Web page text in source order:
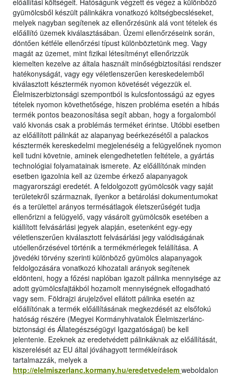
előállítási költségeit. Hatóságunk végzett és végez a különböző
gyümölcsből készült pálinkákra vonatkozó költségbecsléseket,
melyek nagyban segítenek az ellenőrzésünk alá vont tételek és
előállító üzemek kiválasztásában. Üzemi ellenőrzéseink során,
döntően kétféle ellenőrzési típust különböztetünk meg. Vagy
magát az üzemet, mint fizikai létesítményt ellenőrizzük
kiemelten kezelve az általa használt minőségbiztosítási rendszer
hatékonyságát, vagy egy véletlenszerűen kereskedelemből
kiválasztott késztermék nyomon követését végezzük el.
Élelmiszerbiztonsági szempontból is kulcsfontosságú az egyes
tételek nyomon követhetősége, hiszen probléma esetén a hibás
termék pontos beazonosítása segít abban, hogy a forgalomból
való kivonás csak a problémás terméket érintse. Utóbbi esetben
az előállított pálinkát az alapanyag beérkezésétől a palackos
késztermék kereskedelmi megjelenéséig a felügyelőnek nyomon
kell tudni követnie, aminek elengedhetetlen feltétele, a gyártás
technológiai folyamatainak ismerete. Az előállítónak minden
esetben igazolnia kell az üzembe érkező alapanyagok
magyarországi eredetét. A feldolgozott gyümölcsök vagy saját
területekről származnak, ilyenkor a betárolási dokumentumokat
és a területtel arányos termésátlagok életszerűségét tudja
ellenőrizni a felügyelő, vagy vásárolt gyümölcsök esetében a
kiállított felvásárlási jegyek alapján, esetenként egy-egy
véletlenszerűen kiválasztott felvásárlási jegy valódiságának
utóellenőrzésével történik a termékmérlegek felállítása. A
jövedéki törvény szerinti különböző gyümölcs alapanyagok
feldolgozására vonatkozó kihozatali arányok segítenek
eldönteni, hogy a főzési naplóban igazolt pálinka mennyisége az
adott gyümölcsfajtákból hozamolt mennyiségnek elfogadható
vagy sem. Földrajzi árujelzővel ellátott pálinka esetén az
előállítónak a termék előállításának megkezdését az elsőfokú
hatóság részére (Megyei Kormányhivatalok Élelmiszerlánc-
biztonsági és Állategészségügyi Igazgatóságai) be kell
jelentenie. Ezeknek az eredetvédett pálinkáknak az előállítását,
kiszerelését az EU által jóváhagyott termékleírások
tartalmazzák, melyek a
http://elelmiszerlanc.kormany.hu/eredetvedelem weboldalon